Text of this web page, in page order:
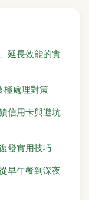
延長效能的實
極處理對策
信用卡與避坑
發實用技巧
早午餐到深夜